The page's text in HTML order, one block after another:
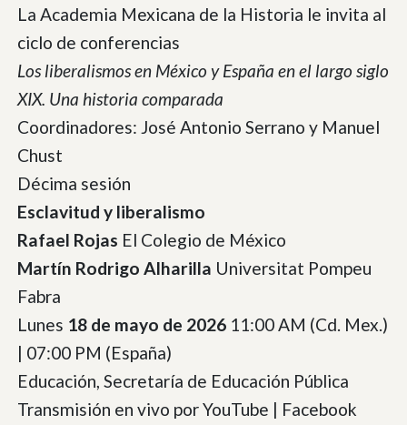
La Academia Mexicana de la Historia le invita al
ciclo de conferencias
Los liberalismos en México y España en el largo siglo
XIX. Una historia comparada
Coordinadores: José Antonio Serrano y Manuel
Chust
Décima sesión
Esclavitud y liberalismo
Rafael Rojas El Colegio de México
Martín Rodrigo Alharilla Universitat Pompeu
Fabra
Lunes 18 de mayo de 2026 11:00 AM (Cd. Mex.)
| 07:00 PM (España)
Educación, Secretaría de Educación Pública
Transmisión en vivo por YouTube | Facebook